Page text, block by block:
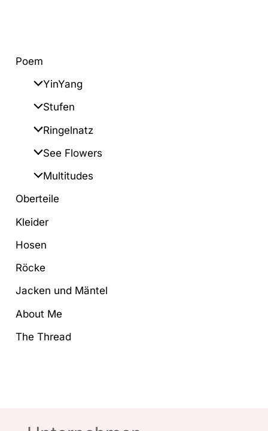
Poem
YinYang
Stufen
Ringelnatz
See Flowers
Multitudes
Oberteile
Kleider
Hosen
Röcke
Jacken und Mäntel
About Me
The Thread